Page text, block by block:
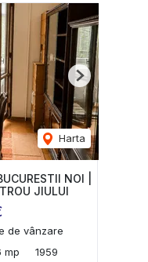
Harta
Next
NOI |
JIULUI
de vânzare
mp 1959